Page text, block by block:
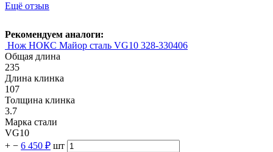
Ещё отзыв
Рекомендуем аналоги:
Нож НОКС Майор сталь VG10 328-330406
Общая длина
235
Длина клинка
107
Толщина клинка
3.7
Марка стали
VG10
+ − 6 450 ₽ шт